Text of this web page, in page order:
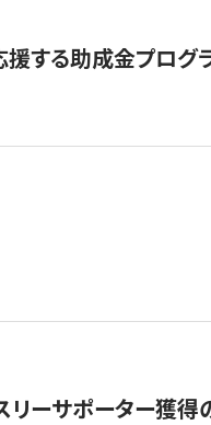
する助成金プログ
リーサポーター獲